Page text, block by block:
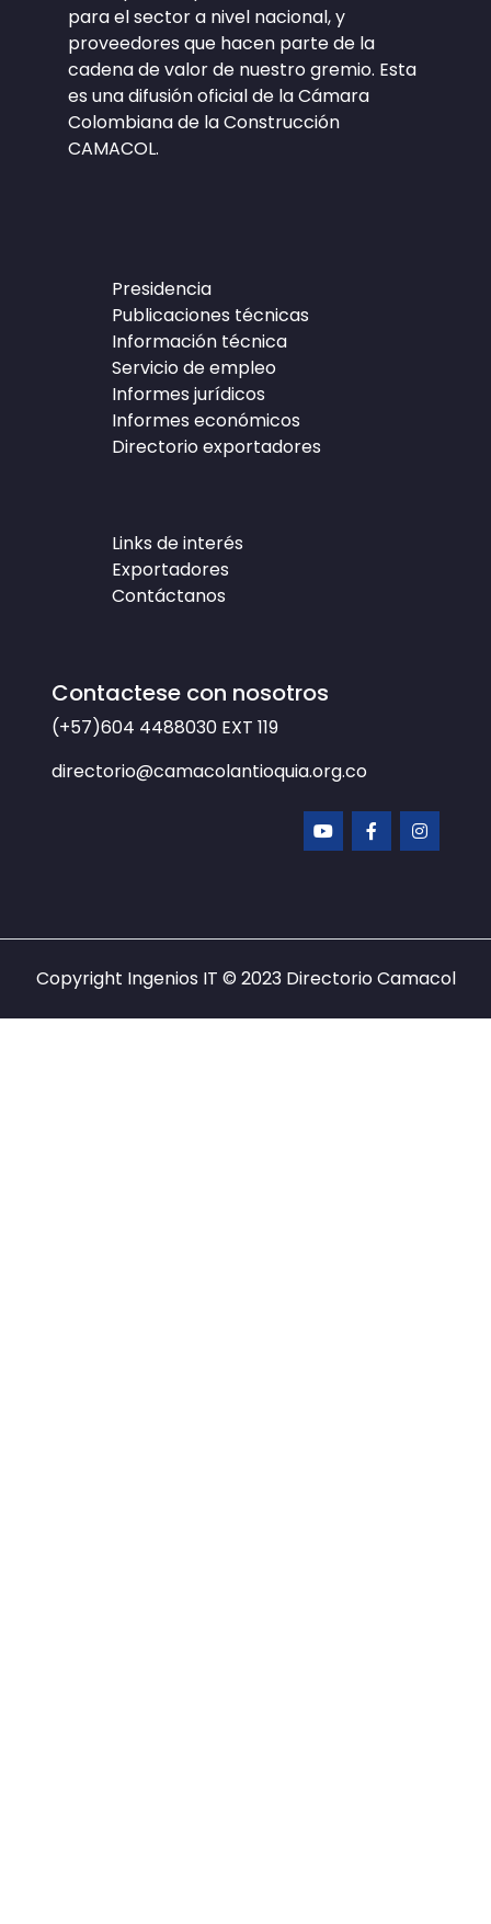
para el sector a nivel nacional, y
proveedores que hacen parte de la
cadena de valor de nuestro gremio. Esta
es una difusión oficial de la Cámara
Colombiana de la Construcción
CAMACOL.
Presidencia
Publicaciones técnicas
Información técnica
Servicio de empleo
Informes jurídicos
Informes económicos
Directorio exportadores
Links de interés
Exportadores
Contáctanos
Contactese con nosotros
(+57)604 4488030 EXT 119
directorio@camacolantioquia.org.co
Copyright Ingenios IT © 2023 Directorio Camacol